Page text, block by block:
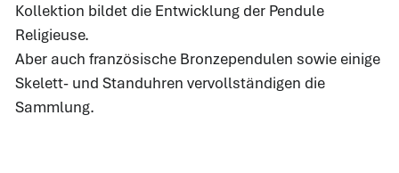
Kollektion bildet die Entwicklung der Pendule
Religieuse.
Aber auch französische Bronzependulen sowie einige
Skelett- und Standuhren vervollständigen die
Sammlung.